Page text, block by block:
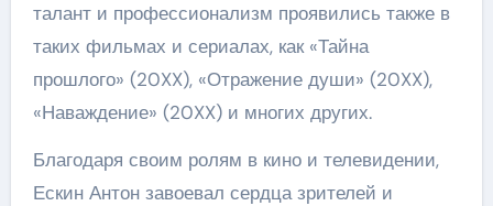
талант и профессионализм проявились также в
таких фильмах и сериалах, как «Тайна
прошлого» (20XX), «Отражение души» (20XX),
«Наваждение» (20XX) и многих других.
Благодаря своим ролям в кино и телевидении,
Ескин Антон завоевал сердца зрителей и